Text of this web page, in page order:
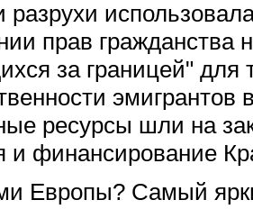
разрухи
прав гражданства
за границей" для
эмигрантов
ресурсы шли на
и финансирование
Европы? Самый